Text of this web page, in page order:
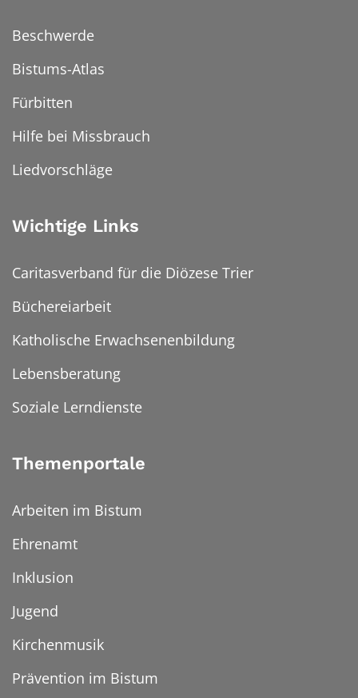
Beschwerde
Bistums-Atlas
Fürbitten
Hilfe bei Missbrauch
Liedvorschläge
Wichtige Links
Caritasverband für die Diözese Trier
Büchereiarbeit
Katholische Erwachsenenbildung
Lebensberatung
Soziale Lerndienste
Themenportale
Arbeiten im Bistum
Ehrenamt
Inklusion
Jugend
Kirchenmusik
Prävention im Bistum